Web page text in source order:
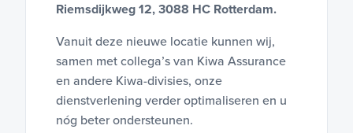
Riemsdijkweg 12, 3088 HC Rotterdam.
Vanuit deze nieuwe locatie kunnen wij,
samen met collega’s van Kiwa Assurance
en andere Kiwa-divisies, onze
dienstverlening verder optimaliseren en u
nóg beter ondersteunen.